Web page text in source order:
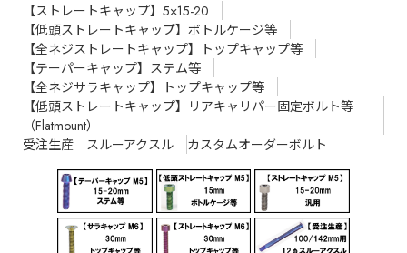
【ストレートキャップ】5×15-20
【低頭ストレートキャップ】ボトルケージ等
【全ネジストレートキャップ】トップキャップ等
【テーパーキャップ】ステム等
【全ネジサラキャップ】トップキャップ等
【低頭ストレートキャップ】リアキャリパー固定ボルト等
（Flatmount）
受注生産 スルーアクスル
カスタムオーダーボルト